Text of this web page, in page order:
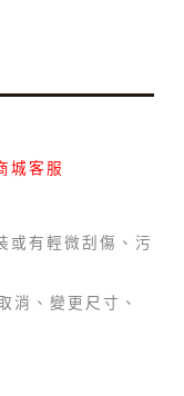
城客服
或有輕微刮傷、污
消、變更尺寸、